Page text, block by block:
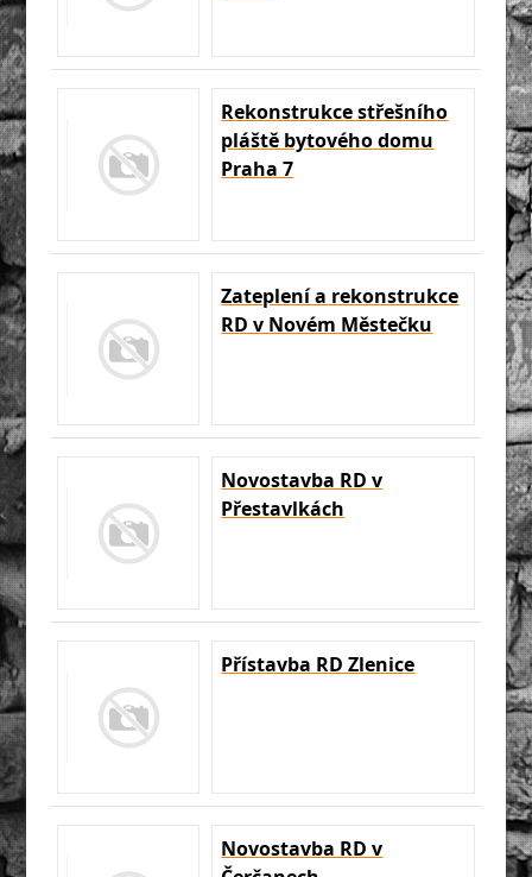
Rekonstrukce střešního
pláště bytového domu
Praha 7
Zateplení a rekonstrukce
RD v Novém Městečku
Novostavba RD v
Přestavlkách
Přístavba RD Zlenice
Novostavba RD v